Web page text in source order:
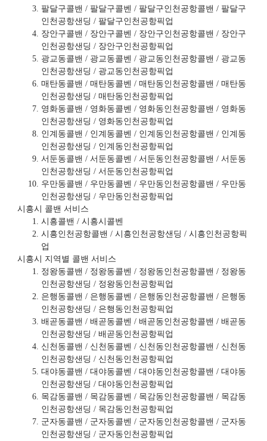
팔달구콜밴 / 팔달구콜벤 / 팔달구인천공항콜밴 / 팔달구
인천공항샌딩 / 팔달구인천공항픽업
장안구콜밴 / 장안구콜벤 / 장안구인천공항콜밴 / 장안구
인천공항샌딩 / 장안구인천공항픽업
광교동콜밴 / 광교동콜벤 / 광교동인천공항콜밴 / 광교동
인천공항샌딩 / 광교동인천공항픽업
매탄동콜밴 / 매탄동콜벤 / 매탄동인천공항콜밴 / 매탄동
인천공항샌딩 / 매탄동인천공항픽업
영화동콜밴 / 영화동콜벤 / 영화동인천공항콜밴 / 영화동
인천공항샌딩 / 영화동인천공항픽업
인계동콜밴 / 인계동콜벤 / 인계동인천공항콜밴 / 인계동
인천공항샌딩 / 인계동인천공항픽업
서둔동콜밴 / 서둔동콜벤 / 서둔동인천공항콜밴 / 서둔동
인천공항샌딩 / 서둔동인천공항픽업
우만동콜밴 / 우만동콜벤 / 우만동인천공항콜밴 / 우만동
인천공항샌딩 / 우만동인천공항픽업
시흥시 콜밴 서비스
시흥콜밴 / 시흥시콜벤
시흥인천공항콜밴 / 시흥인천공항샌딩 / 시흥인천공항픽
업
시흥시 지역별 콜밴 서비스
정왕동콜밴 / 정왕동콜벤 / 정왕동인천공항콜밴 / 정왕동
인천공항샌딩 / 정왕동인천공항픽업
은행동콜밴 / 은행동콜벤 / 은행동인천공항콜밴 / 은행동
인천공항샌딩 / 은행동인천공항픽업
배곧동콜밴 / 배곧동콜벤 / 배곧동인천공항콜밴 / 배곧동
인천공항샌딩 / 배곧동인천공항픽업
신천동콜밴 / 신천동콜벤 / 신천동인천공항콜밴 / 신천동
인천공항샌딩 / 신천동인천공항픽업
대야동콜밴 / 대야동콜벤 / 대야동인천공항콜밴 / 대야동
인천공항샌딩 / 대야동인천공항픽업
목감동콜밴 / 목감동콜벤 / 목감동인천공항콜밴 / 목감동
인천공항샌딩 / 목감동인천공항픽업
군자동콜밴 / 군자동콜벤 / 군자동인천공항콜밴 / 군자동
인천공항샌딩 / 군자동인천공항픽업